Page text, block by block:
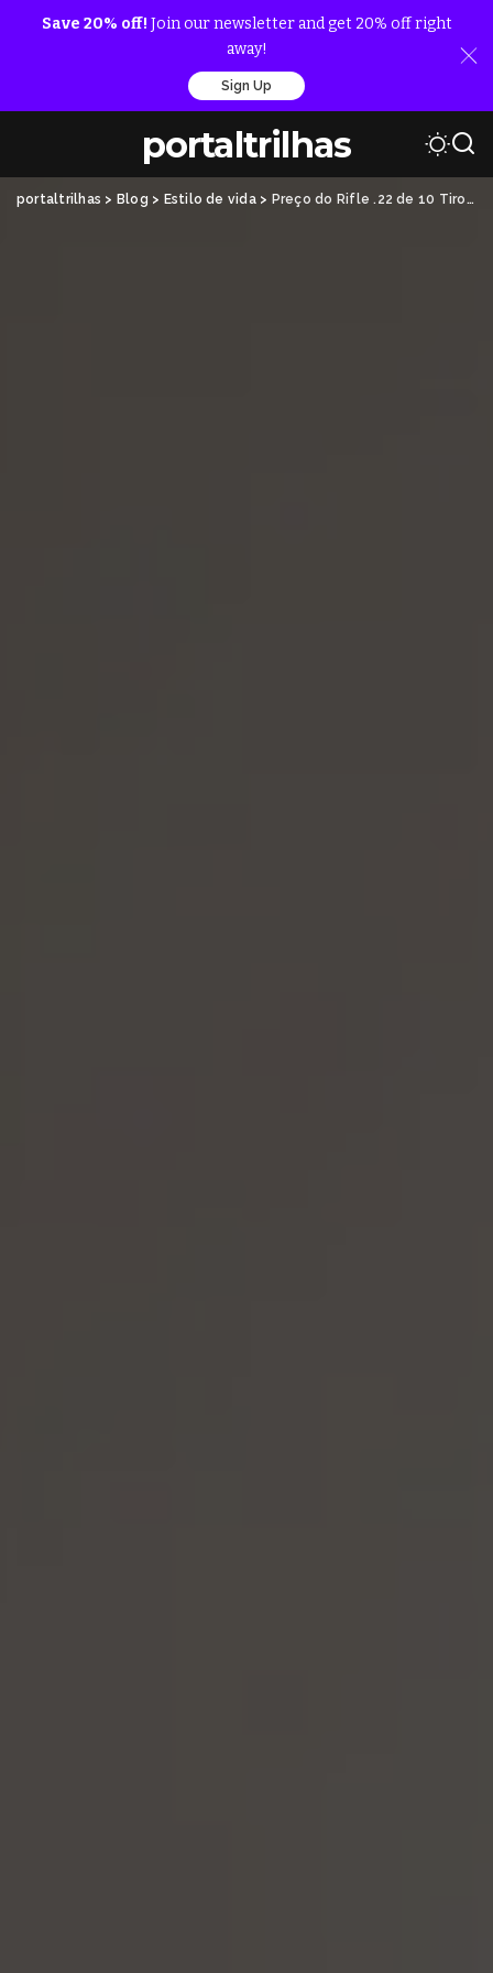
Save 20% off! Join our newsletter and get 20% off right
away!
Sign Up
portaltrilhas
portaltrilhas > Blog > Estilo de vida> Preço do Rifle .22 de 10 Tiros: O que você precisa saber antes de comprar